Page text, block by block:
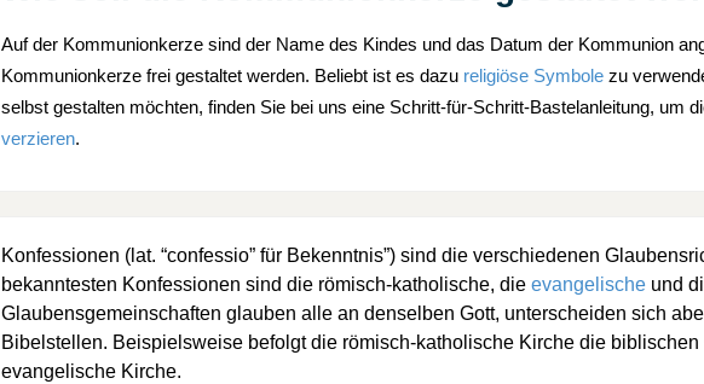
Auf der Kommunionkerze sind der Name des Kindes und das Datum der Kommunion
Kommunionkerze frei gestaltet werden. Beliebt ist es dazu religiöse Symbole zu
selbst gestalten möchten, finden Sie bei uns eine Schritt-für-Schritt-Bastelanleitung, um
verzieren.
Konfessionen (lat. “confessio” für Bekenntnis”) sind die verschiedenen
bekanntesten Konfessionen sind die römisch-katholische, die evangelische und
Glaubensgemeinschaften glauben alle an denselben Gott, unterscheiden sich
Bibelstellen. Beispielsweise befolgt die römisch-katholische Kirche die
evangelische Kirche.